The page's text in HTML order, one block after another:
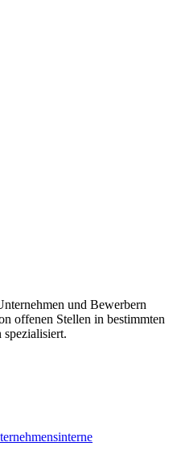
und Bewerbern
offenen Stellen in bestimmten